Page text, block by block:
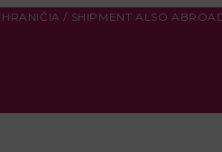
/ SHIPMENT ALSO